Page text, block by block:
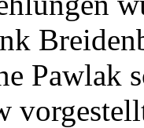
Pawlak